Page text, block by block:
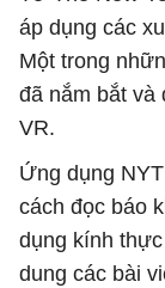
áp dụng các
Một trong
đã nắm bắt và
VR.
Ứng dụng
cách đọc báo
dụng kính
dung các bài